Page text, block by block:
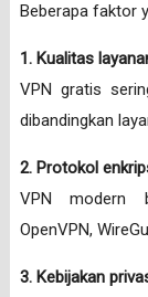
Beberapa faktor
1. Kualitas
VPN gratis
dibandingkan
2. Protokol
VPN modern
OpenVPN,
3. Kebijakan